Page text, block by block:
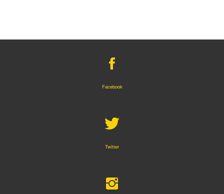
Facebook
Twitter